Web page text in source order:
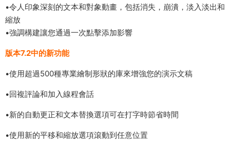
•令人印象深刻的文本和對象動畫，包括消失，崩潰，淡入淡出和
縮放
•強調構建讓您通過一次點擊添加影響
版本7.2中的新功能
•使用超過500種專業繪制形狀的庫來增強您的演示文稿
•回複評論和加入線程會話
•新的自動更正和文本替換選項可在打字時節省時間
•使用新的平移和縮放選項滾動到任意位置